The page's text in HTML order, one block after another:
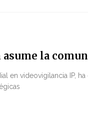
la
en videovigilancia IP,